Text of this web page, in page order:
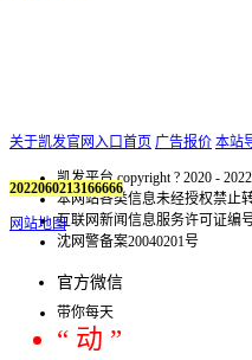
关于凯发官网入口首页 广告报价 本站
凯发平台 copyright ? 2020 -
本网站各类信息未经授权禁
互联网新闻信息服务许可证编
沈网警备案20040201号
官方微信
带你每天
“ 动 ”
2022060213166666
网站地图